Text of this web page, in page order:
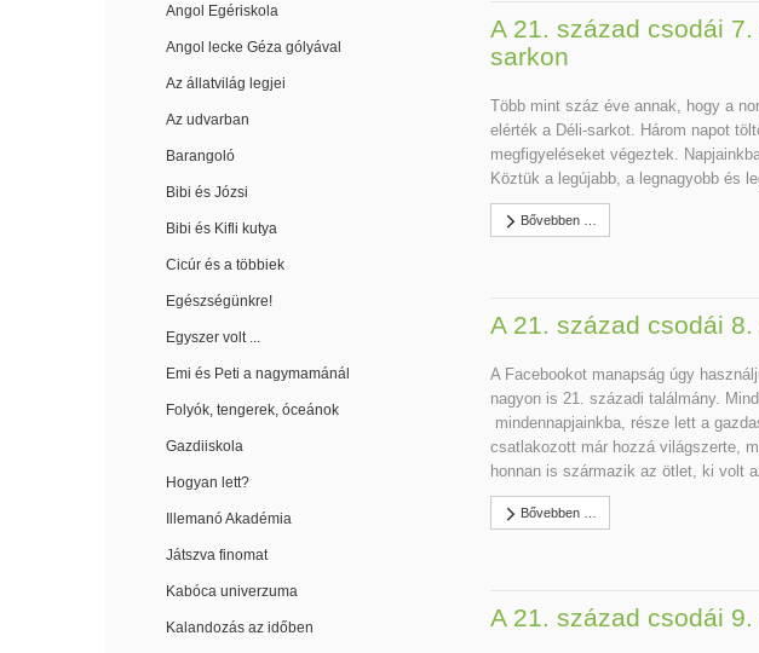
A 21. század csodái
sarkon
Több mint száz éve annak, hogy a
elérték a Déli-sarkot. Három napot
megfigyeléseket végeztek.
Köztük a legújabb, a legnagyobb és
Bővebben …
A 21. század csodái
A Facebookot manapság úgy
nagyon is 21. századi találmány.
mindennapjainkba, része lett a
csatlakozott már hozzá világszerte,
honnan is származik az ötlet, ki volt
Bővebben …
A 21. század csodái
Angol Egériskola
Angol lecke Géza gólyával
Az állatvilág legjei
Az udvarban
Barangoló
Bibi és Józsi
Bibi és Kifli kutya
Cicúr és a többiek
Egészségünkre!
Egyszer volt ...
Emi és Peti a nagymamánál
Folyók, tengerek, óceánok
Gazdiiskola
Hogyan lett?
Illemanó Akadémia
Játszva finomat
Kabóca univerzuma
Kalandozás az időben